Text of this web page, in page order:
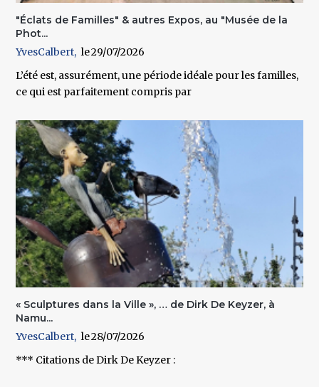
"Éclats de Familles" & autres Expos, au "Musée de la
Phot...
YvesCalbert
29/07/2026
L’été est, assurément, une période idéale pour les familles,
ce qui est parfaitement compris par
« Sculptures dans la Ville », … de Dirk De Keyzer, à
Namu...
YvesCalbert
28/07/2026
*** Citations de Dirk De Keyzer :